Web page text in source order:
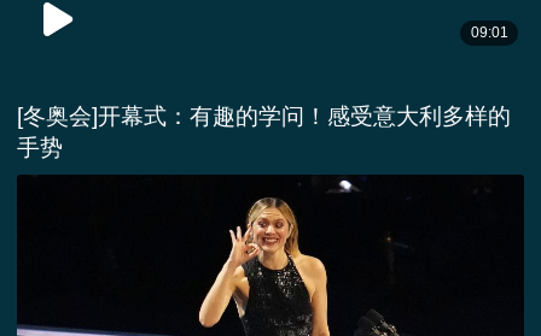
09:01
[冬奥会]开幕式：有趣的学问！感受意大利多样的
手势